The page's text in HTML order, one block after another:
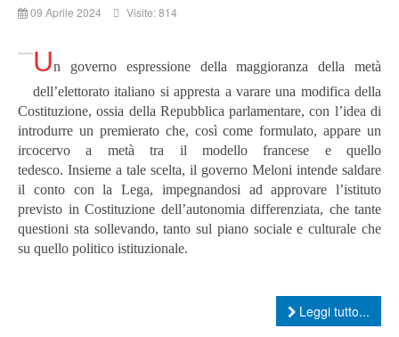
09 Aprile 2024 Visite: 814
Un governo espressione della maggioranza della metà
dell’elettorato italiano si appresta a varare una modifica della
Costituzione, ossia della Repubblica parlamentare, con l’idea di
introdurre un premierato che, così come formulato, appare un
ircocervo a metà tra il modello francese e quello
tedesco. Insieme a tale scelta, il governo Meloni intende saldare
il conto con la Lega, impegnandosi ad approvare l’istituto
previsto in Costituzione dell’autonomia differenziata, che tante
questioni sta sollevando, tanto sul piano sociale e culturale che
su quello politico istituzionale.
Leggi tutto...